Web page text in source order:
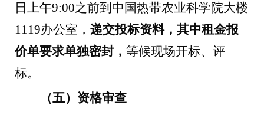
日上午9:00之前到中国热带农业科学院大楼
1119办公室， 递交投标资料，其中租金报
价单要求单独密封， 等候现场开标、评
标。
（五）资格审查